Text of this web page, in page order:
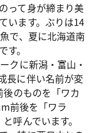
って身が締まり美
います。ぶりは14
で、夏に北海道南
。
クに新潟・富山・
長に伴い名前が変
のものを「ワカ
前後を「ワラ
呼んでいます。